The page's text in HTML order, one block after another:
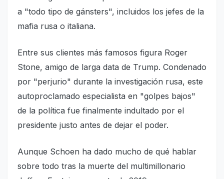
a "todo tipo de gánsters", incluidos los jefes de la
mafia rusa o italiana.
Entre sus clientes más famosos figura Roger
Stone, amigo de larga data de Trump. Condenado
por "perjurio" durante la investigación rusa, este
autoproclamado especialista en "golpes bajos"
de la política fue finalmente indultado por el
presidente justo antes de dejar el poder.
Aunque Schoen ha dado mucho de qué hablar
sobre todo tras la muerte del multimillonario